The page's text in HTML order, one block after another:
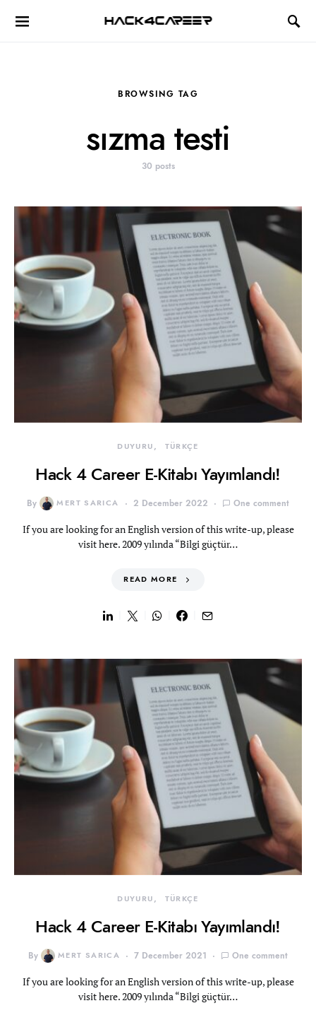
Hack4Career
BROWSING TAG
sızma testi
30 posts
DUYURU TÜRKÇE
Hack 4 Career E-Kitabı Yayımlandı!
By MERT SARICA 2 December 2022 One comment
If you are looking for an English version of this write-up, please
visit here. 2009 yılında “Bilgi güçtür…
READ MORE
DUYURU TÜRKÇE
Hack 4 Career E-Kitabı Yayımlandı!
By MERT SARICA 7 December 2021 One comment
If you are looking for an English version of this write-up, please
visit here. 2009 yılında “Bilgi güçtür…